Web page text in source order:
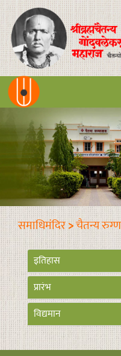
समाधिमंदिर>चैतन्य
इतिहास
प्रारंभ
विद्यमान